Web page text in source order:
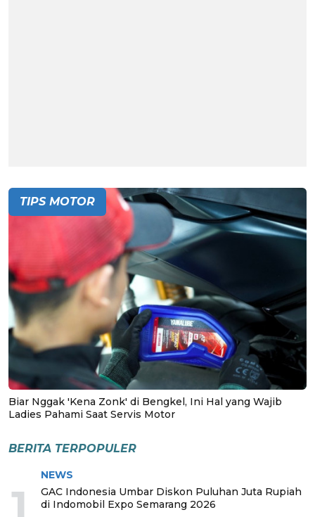
TIPS MOTOR
Biar Nggak 'Kena Zonk' di Bengkel, Ini Hal yang Wajib
Ladies Pahami Saat Servis Motor
BERITA TERPOPULER
1
NEWS
GAC Indonesia Umbar Diskon Puluhan Juta Rupiah
di Indomobil Expo Semarang 2026